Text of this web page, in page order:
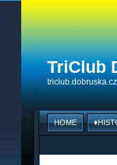
TriClub
triclub.dobruska.cz
HOME